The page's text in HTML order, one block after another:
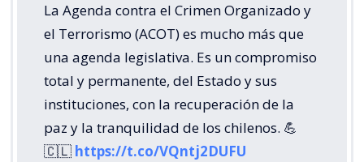
La Agenda contra el Crimen Organizado y
el Terrorismo (ACOT) es mucho más que
una agenda legislativa. Es un compromiso
total y permanente, del Estado y sus
instituciones, con la recuperación de la
paz y la tranquilidad de los chilenos. 💪
🇨🇱 https://t.co/VQntj2DUFU